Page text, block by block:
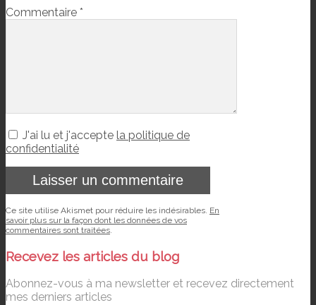
Commentaire *
J'ai lu et j'accepte la politique de
confidentialité
Ce site utilise Akismet pour réduire les indésirables. En
savoir plus sur la façon dont les données de vos
commentaires sont traitées.
Recevez les articles du blog
Abonnez-vous à ma newsletter et recevez directement
mes derniers articles